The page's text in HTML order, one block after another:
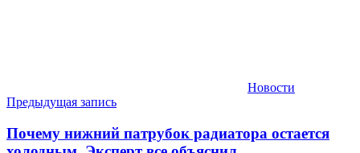
Новости
Навигация
по
записям
Предыдущая запись
Почему нижний патрубок радиатора остается